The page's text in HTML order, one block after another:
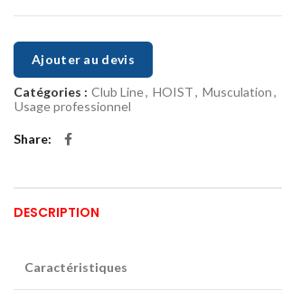
Ajouter au devis
Catégories : Club Line, HOIST, Musculation,
Usage professionnel
Share
DESCRIPTION
Caractéristiques